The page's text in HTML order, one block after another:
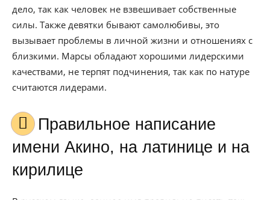
дело, так как человек не взвешивает собственные
силы. Также девятки бывают самолюбивы, это
вызывает проблемы в личной жизни и отношениях с
близкими. Марсы обладают хорошими лидерскими
качествами, не терпят подчинения, так как по натуре
считаются лидерами.
Правильное написание
имени Акино, на латинице и на
кирилице